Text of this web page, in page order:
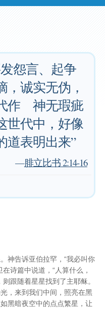
怨言、起争
诚实无伪，
作 神无瑕疵
世代中，好像
道表明出来”
—腓立比书 2:14-16
神告诉亚伯拉罕，“我必叫你
诗篇中说道，“人算什么，
跟随着星星找到了主耶稣。
，来到我们中间，照亮在黑
黑暗夜空中的点点繁星，让